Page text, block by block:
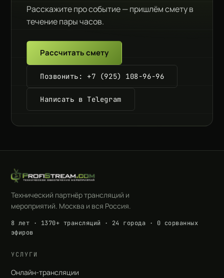
Расскажите про событие — пришлём смету в
течение пары часов.
Рассчитать смету
Позвонить: +7 (925) 108-96-96
Написать в Telegram
Технический партнёр трансляций и
мероприятий. Москва и вся Россия.
8 лет · 1370+ трансляций · 24 города · 0 сорванных
эфиров
УСЛУГИ
Онлайн-трансляции